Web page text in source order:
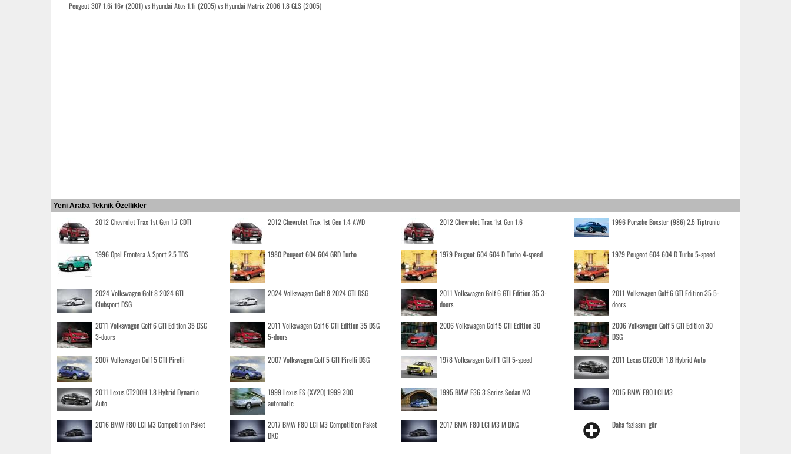
Peugeot 307 1.6i 16v (2001) vs Hyundai Atos 1.1i (2005) vs Hyundai Matrix 2006 1.8 GLS (2005)
Yeni Araba Teknik Özellikler
2012 Chevrolet Trax 1st Gen 1.7 CDTI 2012 Chevrolet Trax 1st Gen 1.4 AWD 2012 Chevrolet Trax 1st Gen 1.6 1996 Porsche Boxster (986) 2.5 Tiptronic
1996 Opel Frontera A Sport 2.5 TDS 1980 Peugeot 604 604 GRD Turbo 1979 Peugeot 604 604 D Turbo 4-speed 1979 Peugeot 604 604 D Turbo 5-speed
2024 Volkswagen Golf 8 2024 GTI
Clubsport DSG
2024 Volkswagen Golf 8 2024 GTI DSG
2011 Volkswagen Golf 6 GTI Edition 35 3-
doors
2011 Volkswagen Golf 6 GTI Edition 35 5-
doors
2011 Volkswagen Golf 6 GTI Edition 35 DSG
3-doors
2011 Volkswagen Golf 6 GTI Edition 35 DSG
5-doors
2006 Volkswagen Golf 5 GTI Edition 30
2006 Volkswagen Golf 5 GTI Edition 30
DSG
2007 Volkswagen Golf 5 GTI Pirelli 2007 Volkswagen Golf 5 GTI Pirelli DSG 1978 Volkswagen Golf 1 GTI 5-speed 2011 Lexus CT200H 1.8 Hybrid Auto
2011 Lexus CT200H 1.8 Hybrid Dynamic
Auto
1999 Lexus ES (XV20) 1999 300
automatic
1995 BMW E36 3 Series Sedan M3 2015 BMW F80 LCI M3
2016 BMW F80 LCI M3 Competition Paket
2017 BMW F80 LCI M3 Competition Paket
DKG
2017 BMW F80 LCI M3 M DKG Daha fazlasını gör